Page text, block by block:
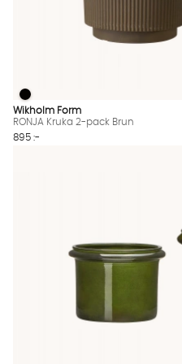
RONJA Kruka 2-pack Brun
RONJA Kruka 2-pack Brun
Wikholm Form
RONJA Kruka 2-pack Brun
895 :-